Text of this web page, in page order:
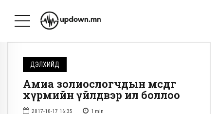
ДЭЛХИЙД
Амиа золиослогчдын өмсдөг
хүрмийн үйлдвэр ил боллоо
2017-10-17 16:35 1 min